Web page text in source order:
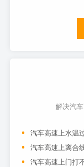
解决汽
汽车高速上水温
汽车高速上离合
汽车高速上门打